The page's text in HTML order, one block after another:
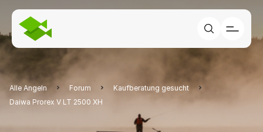
Alle Angeln Forum
Kaufberatung gesucht
Daiwa Prorex V LT 2500 XH